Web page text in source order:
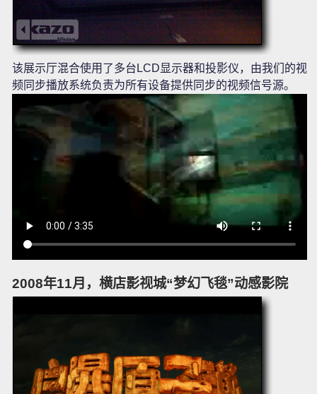
该展示厅混合使用了多台LCD显示器和投影仪，由我们的视
频同步播放系统负责为所有设备提供同步的视频信号源。
2008年11月，横店影视城“梦幻飞毯”动感影院